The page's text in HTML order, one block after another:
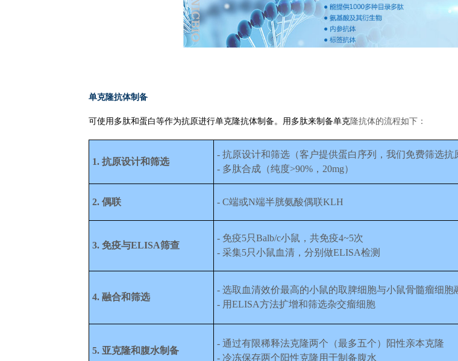
单克隆抗体制备
可使用多肽和蛋白等作为抗原进行单克隆抗体制备。用多肽来制备单克隆抗体的流程如下 ：
1. 抗原设计和筛选
- 抗原设计和筛选（客户提供蛋白序列，我们免费筛选抗
- 多肽合成（纯度>90%，20mg）
2. 偶联 - C端或N端半胱氨酸偶联KLH
3. 免疫与ELISA筛查
- 免疫5只Balb/c小鼠，共免疫4~5次
- 采集5只小鼠血清，分别做ELISA检测
4. 融合和筛选
- 选取血清效价最高的小鼠的取脾细胞与小鼠骨髓瘤细胞
- 用ELISA方法扩增和筛选杂交瘤细胞
5. 亚克隆和腹水制备
- 通过有限稀释法克隆两个（最多五个）阳性亲本克隆
- 冷冻保存两个阳性克隆用于制备腹水